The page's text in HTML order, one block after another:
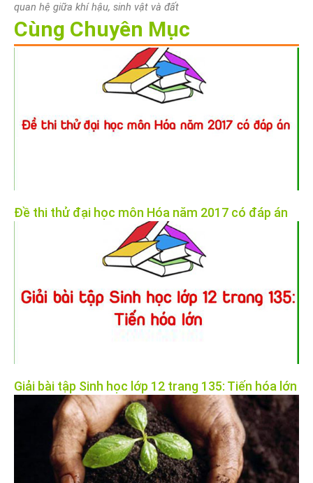
quan hệ giữa khí hậu, sinh vật và đất
Cùng Chuyên Mục
Đề thi thử đại học môn Hóa năm 2017 có đáp án
Giải bài tập Sinh học lớp 12 trang 135: Tiến hóa lớn